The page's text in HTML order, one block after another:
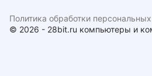
© 2026 - 28bit.ru компьютеры и
Политика обработки